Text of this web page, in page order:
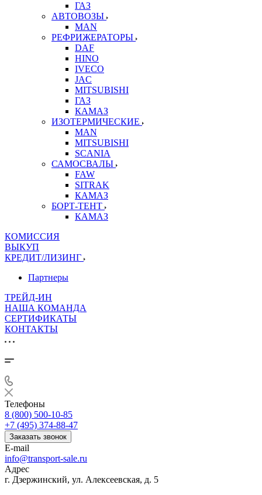
ГАЗ
АВТОВОЗЫ
MAN
РЕФРИЖЕРАТОРЫ
DAF
HINO
IVECO
JAC
MITSUBISHI
ГАЗ
КАМАЗ
ИЗОТЕРМИЧЕСКИЕ
MAN
MITSUBISHI
SCANIA
САМОСВАЛЫ
FAW
SITRAK
КАМАЗ
БОРТ-ТЕНТ
КАМАЗ
КОМИССИЯ
ВЫКУП
КРЕДИТ/ЛИЗИНГ
Партнеры
ТРЕЙД-ИН
НАША КОМАНДА
СЕРТИФИКАТЫ
КОНТАКТЫ
Телефоны
8 (800) 500-10-85
+7 (495) 374-88-47
Заказать звонок
E-mail
info@transport-sale.ru
Адрес
г. Дзержинский, ул. Алексеевская, д. 5